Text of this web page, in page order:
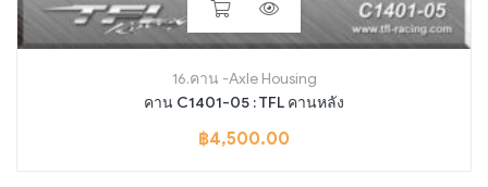
16.คาน -Axle Housing
คาน C1401-05 : TFL คานหลัง
฿4,500.00